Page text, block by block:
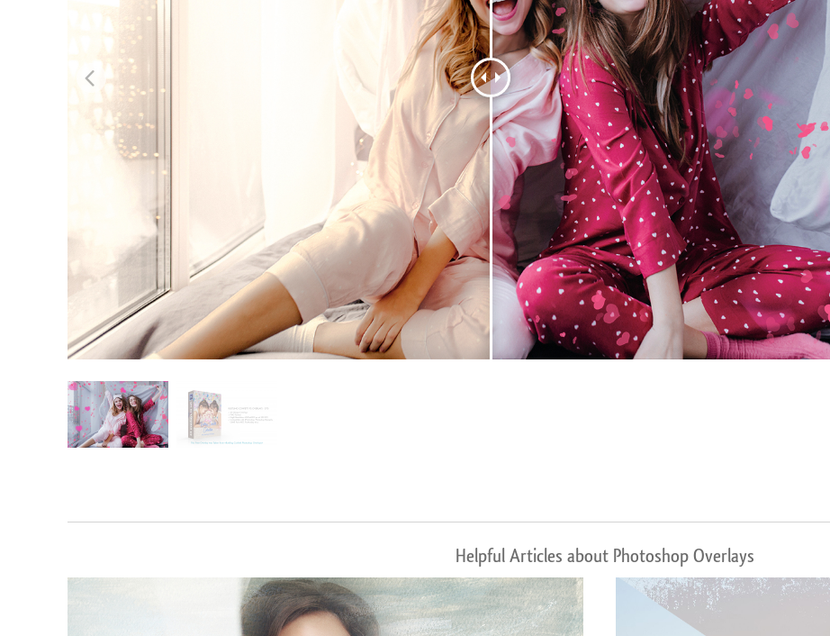
Сервіс ретуші товарів Редагування фото
ювелірних виробів
Дані для навчання ШІ
Helpful Articles about Photoshop Overlays